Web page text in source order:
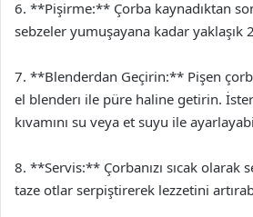
6. **Pişirme:** Çorba kaynadıktan
sebzeler yumuşayana kadar yaklaşık
7. **Blenderdan Geçirin:** Pişen
el blenderı ile püre haline getirin.
kıvamını su veya et suyu ile
8. **Servis:** Çorbanızı sıcak olarak
taze otlar serpiştirerek lezzetini